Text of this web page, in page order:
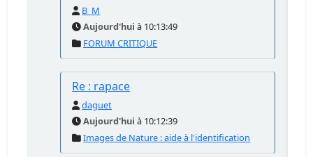
B_M
Aujourd'hui à 10:13:49
FORUM CRITIQUE
Re : rapace
daguet
Aujourd'hui à 10:12:39
Images de Nature : aide à l'identification